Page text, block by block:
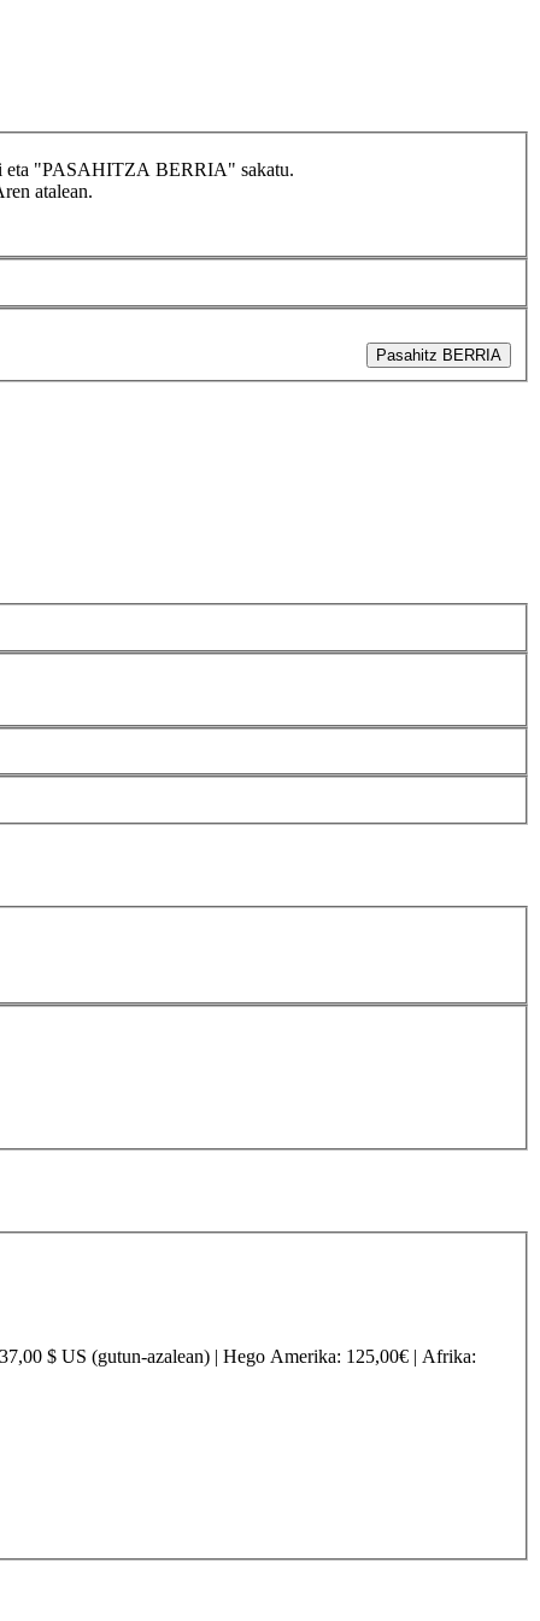
eta "PASAHITZA BERRIA" sakatu.
atalean.
Pasahitz BERRIA
$ US (gutun-azalean) | Hego Amerika: 125,00€ | Afrika: